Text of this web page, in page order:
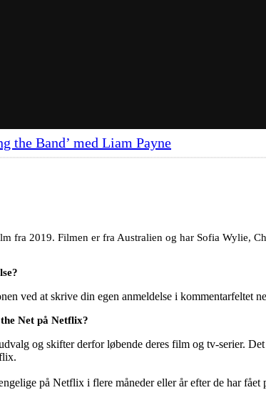
Band’ med Liam Payne
fra 2019. Filmen er fra Australien og har Sofia Wylie,
ved at skrive din egen anmeldelse i kommentarfeltet
Net på Netflix?
og skifter derfor løbende deres film og tv-serier.
på Netflix i flere måneder eller år efter de har fået